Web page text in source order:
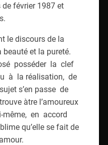
février 1987 et
le discours de la
et la pureté.
posséder la clef
à la réalisation, de
s’en passe de
àtre l’amoureux
même, en accord
qu’elle se fait de